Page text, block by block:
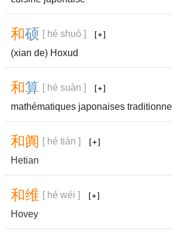
和硕 [ hé shuò ]
(xian de) Hoxud
和算 [ hé suàn ]
mathématiques japonaises
和阗 [ hé tián ]
Hetian
和维 [ hé wéi ]
Hovey